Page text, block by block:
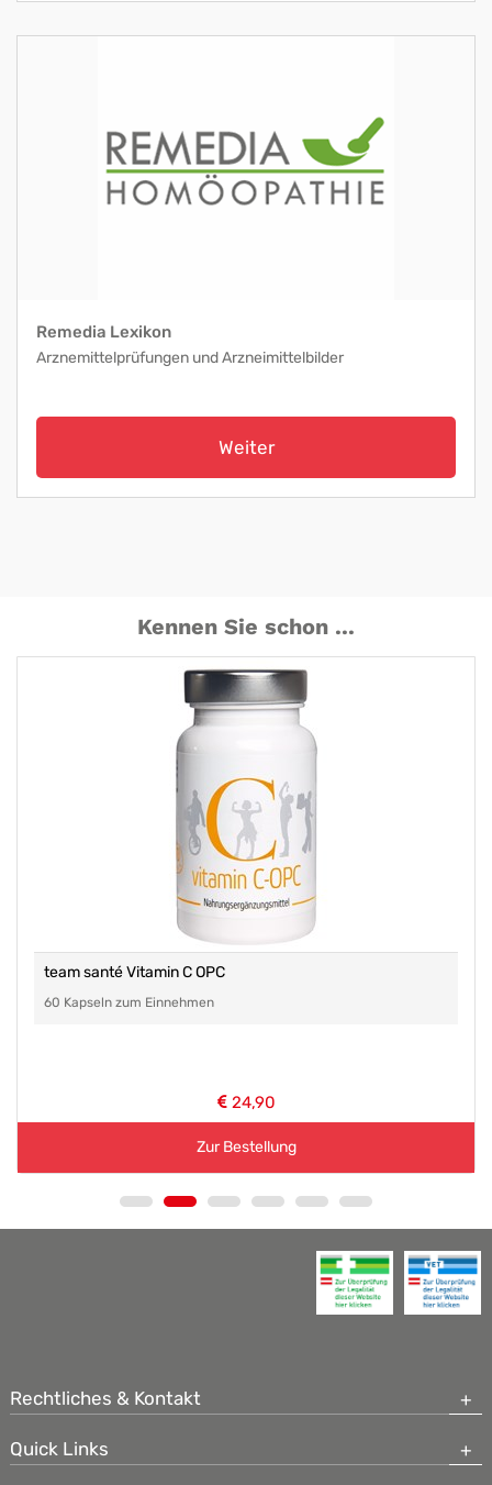
Remedia Lexikon
Arznemittelprüfungen und Arzneimittelbilder
Weiter
Kennen Sie schon ...
team santé Vitamin C OPC
60 Kapseln zum Einnehmen
24,90
Zur Bestellung
Rechtliches & Kontakt
Quick Links